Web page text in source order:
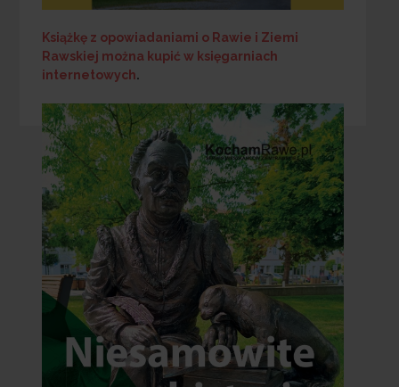
Książkę z opowiadaniami o Rawie i Ziemi
Rawskiej można kupić w księgarniach
internetowych.